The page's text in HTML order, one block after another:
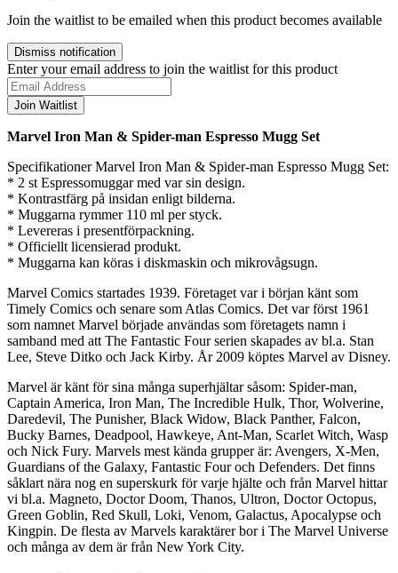
Join the waitlist to be emailed when this product becomes available
Dismiss notification
Enter your email address to join the waitlist for this product
Join Waitlist
Marvel Iron Man & Spider-man Espresso Mugg Set
Specifikationer Marvel Iron Man & Spider-man Espresso Mugg Set:
* 2 st Espressomuggar med var sin design.
* Kontrastfärg på insidan enligt bilderna.
* Muggarna rymmer 110 ml per styck.
* Levereras i presentförpackning.
* Officiellt licensierad produkt.
* Muggarna kan köras i diskmaskin och mikrovågsugn.
Marvel Comics startades 1939. Företaget var i början känt som
Timely Comics och senare som Atlas Comics. Det var först 1961
som namnet Marvel började användas som företagets namn i
samband med att The Fantastic Four serien skapades av bl.a. Stan
Lee, Steve Ditko och Jack Kirby. År 2009 köptes Marvel av Disney.
Marvel är känt för sina många superhjältar såsom: Spider-man,
Captain America, Iron Man, The Incredible Hulk, Thor, Wolverine,
Daredevil, The Punisher, Black Widow, Black Panther, Falcon,
Bucky Barnes, Deadpool, Hawkeye, Ant-Man, Scarlet Witch, Wasp
och Nick Fury. Marvels mest kända grupper är: Avengers, X-Men,
Guardians of the Galaxy, Fantastic Four och Defenders. Det finns
såklart nära nog en superskurk för varje hjälte och från Marvel hittar
vi bl.a. Magneto, Doctor Doom, Thanos, Ultron, Doctor Octopus,
Green Goblin, Red Skull, Loki, Venom, Galactus, Apocalypse och
Kingpin. De flesta av Marvels karaktärer bor i The Marvel Universe
och många av dem är från New York City.